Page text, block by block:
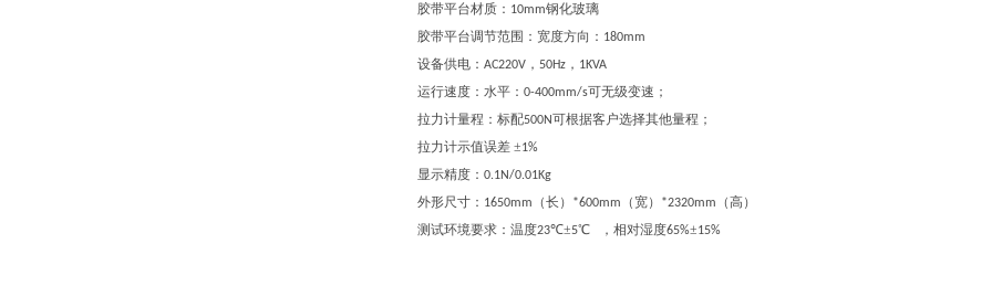
胶带平台材质 ： 10mm钢化玻璃
胶带平台调节范围 ： 宽度方向： 180mm
设备供电 ： AC220V ， 50Hz ， 1KVA
运行速度 ： 水平： 0-400mm/s可无级变速；
拉力计量程 ： 标配500N可根据客户选择其他量程；
拉力计示值误差 ±1%
显示精度 ： 0.1N/0.01Kg
外形尺寸 ： 1650mm （长） *600mm （宽） *2320mm
（高）
测试环境要求： 温度23℃±5℃ ，相对湿度65%±15%